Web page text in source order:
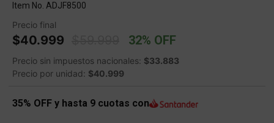
Item No. ADJF8500
Precio final
$40.999 Price reduced from
32% OFF
Precio sin impuestos nacionales: $33.883
Precio por unidad: $40.999
35% OFF y hasta 9 cuotas con